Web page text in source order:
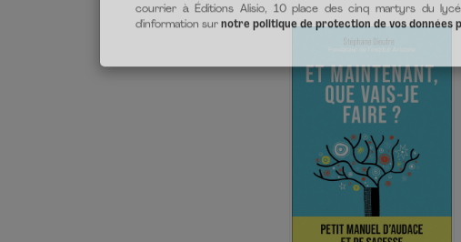
Les informations demandées dans ce formulaire sont toutes
souhaitez. Conformément à la loi Informatique et libertés
Règlement UE/2016/679, vous disposez d'un droit d'accès, de
informations qui vous concernent. Vous pouvez exercer ces
courrier à Éditions Alisio, 10 place des cinq martyrs du
notre politique de protection de vos données